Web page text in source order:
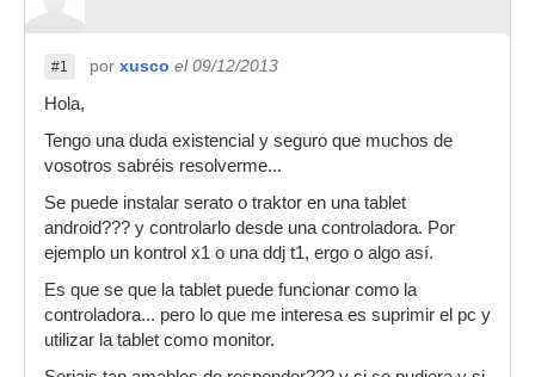
#1 por xusco el 09/12/2013
Hola,
Tengo una duda existencial y seguro que muchos de
vosotros sabréis resolverme...
Se puede instalar serato o traktor en una tablet
android??? y controlarlo desde una controladora. Por
ejemplo un kontrol x1 o una ddj t1, ergo o algo así.
Es que se que la tablet puede funcionar como la
controladora... pero lo que me interesa es suprimir el pc y
utilizar la tablet como monitor.